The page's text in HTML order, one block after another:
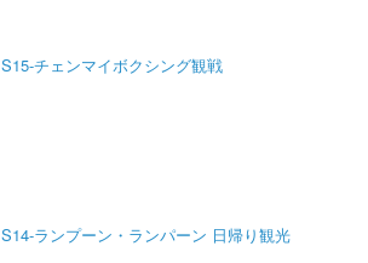
S15-チェンマイボクシング観戦
S14-ランプーン・ランパーン 日帰り観光